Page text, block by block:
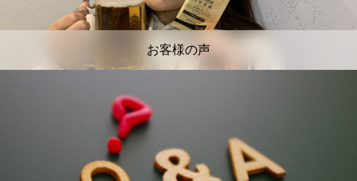
お客様の声